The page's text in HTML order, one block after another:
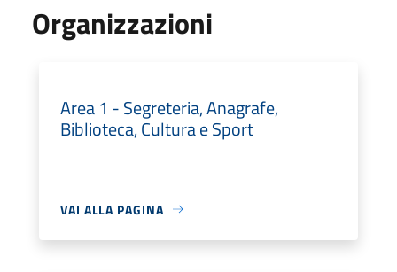
Organizzazioni
Area 1 - Segreteria, Anagrafe,
Biblioteca, Cultura e Sport
VAI ALLA PAGINA